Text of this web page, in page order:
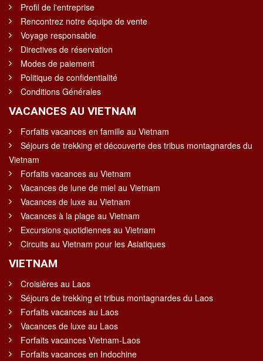
Profil de l'entreprise
Rencontrez notre équipe de vente
Voyage responsable
Directives de réservation
Modes de paiement
Politique de confidentialité
Conditions Générales
VACANCES AU VIETNAM
Forfaits vacances en famille au Vietnam
Séjours de trekking et découverte des tribus montagnardes du
Vietnam
Forfaits vacances au Vietnam
Vacances de lune de miel au Vietnam
Vacances de luxe au Vietnam
Vacances à la plage au Vietnam
Excursions quotidiennes au Vietnam
Circuits au Vietnam pour les Asiatiques
VIETNAM
Croisières au Laos
Séjours de trekking et tribus montagnardes du Laos
Forfaits vacances au Laos
Vacances de luxe au Laos
Forfaits vacances Vietnam-Laos
Forfaits vacances en Indochine